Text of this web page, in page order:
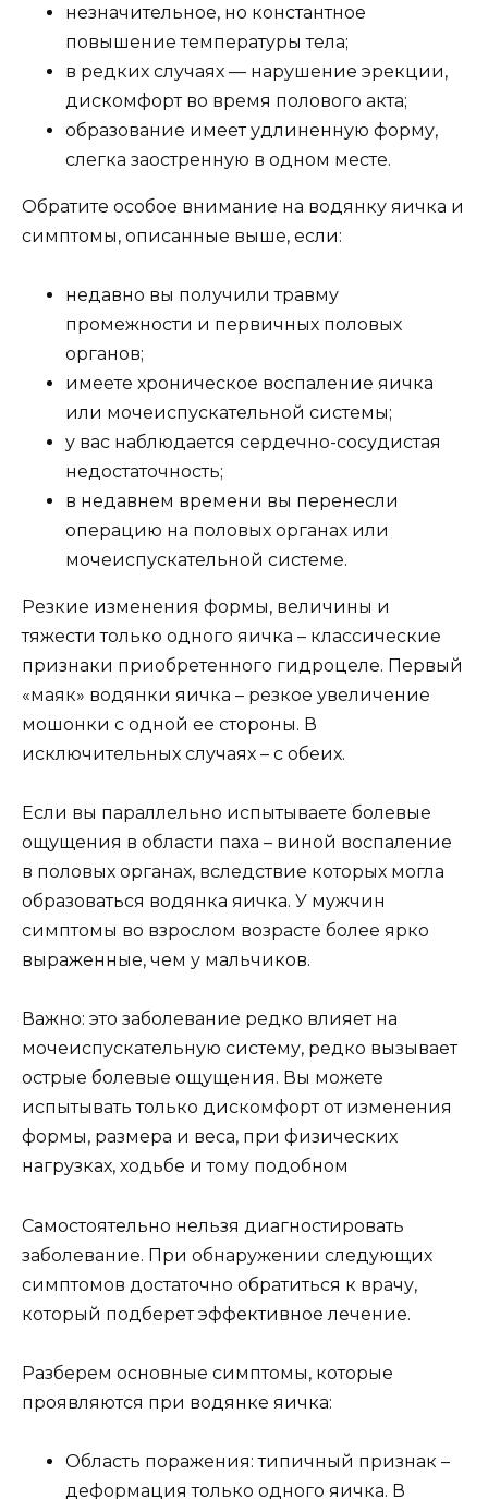
незначительное, но константное
повышение температуры тела;
в редких случаях — нарушение эрекции,
дискомфорт во время полового акта;
образование имеет удлиненную форму,
слегка заостренную в одном месте.
Обратите особое внимание на водянку яичка и
симптомы, описанные выше, если:
недавно вы получили травму
промежности и первичных половых
органов;
имеете хроническое воспаление яичка
или мочеиспускательной системы;
у вас наблюдается сердечно-сосудистая
недостаточность;
в недавнем времени вы перенесли
операцию на половых органах или
мочеиспускательной системе.
Резкие изменения формы, величины и
тяжести только одного яичка – классические
признаки приобретенного гидроцеле. Первый
«маяк» водянки яичка – резкое увеличение
мошонки с одной ее стороны. В
исключительных случаях – с обеих.
Если вы параллельно испытываете болевые
ощущения в области паха – виной воспаление
в половых органах, вследствие которых могла
образоваться водянка яичка. У мужчин
симптомы во взрослом возрасте более ярко
выраженные, чем у мальчиков.
Важно: это заболевание редко влияет на
мочеиспускательную систему, редко вызывает
острые болевые ощущения. Вы можете
испытывать только дискомфорт от изменения
формы, размера и веса, при физических
нагрузках, ходьбе и тому подобном
Самостоятельно нельзя диагностировать
заболевание. При обнаружении следующих
симптомов достаточно обратиться к врачу,
который подберет эффективное лечение.
Разберем основные симптомы, которые
проявляются при водянке яичка:
Область поражения: типичный признак –
деформация только одного яичка. В